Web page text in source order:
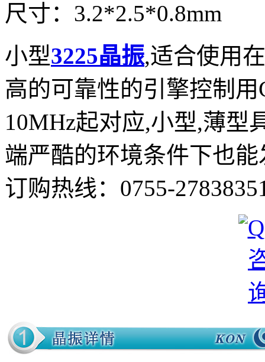
尺寸：3.2*2.5*0.8mm
小型3225晶振,适合使用
高的可靠性的引擎控制
10MHz起对应,小型,薄型
端严酷的环境条件下也
订购热线： 0755-